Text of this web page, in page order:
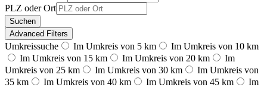
PLZ oder Ort
Suchen
Advanced Filters
Umkreissuche Im Umkreis von 5 km
Im Umkreis von 10 km
Im Umkreis von 15 km
Im Umkreis von 20 km
Im
Umkreis von 25 km
Im Umkreis von 30 km
Im Umkreis von
35 km
Im Umkreis von 40 km Im Umkreis von 45 km
Im